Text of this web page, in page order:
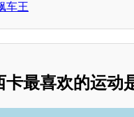
车王
卡最喜欢的运动